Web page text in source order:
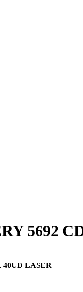
5692
40UD LASER